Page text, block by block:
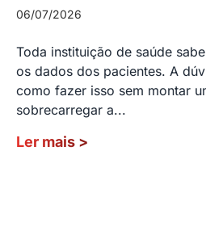
06/07/2026
Toda instituição de saúde
os dados dos pacientes. A
como fazer isso sem montar
sobrecarregar a...
Ler mais >